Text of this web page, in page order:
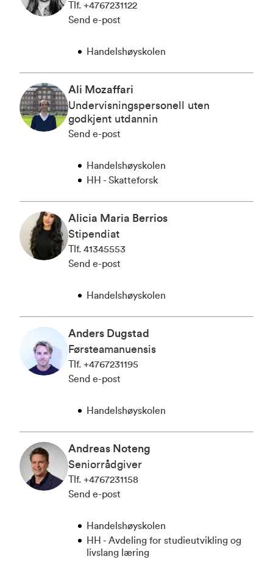
Tlf. +4767231122
Send e-post
Handelshøyskolen
Ali Mozaffari
Undervisningspersonell uten
godkjent utdannin
Send e-post
Handelshøyskolen
HH - Skatteforsk
Alicia Maria Berrios
Stipendiat
Tlf. 41345553
Send e-post
Handelshøyskolen
Anders Dugstad
Førsteamanuensis
Tlf. +4767231195
Send e-post
Handelshøyskolen
Andreas Noteng
Seniorrådgiver
Tlf. +4767231158
Send e-post
Handelshøyskolen
HH - Avdeling for studieutvikling og
livslang læring